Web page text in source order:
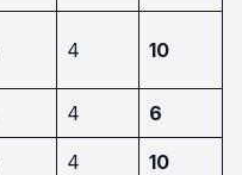
4 10
4 6
4 10